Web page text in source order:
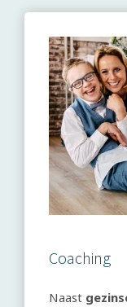
Coaching
Naast